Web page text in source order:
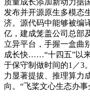
质量成长添加新动力据
发布并开源原生多模态
济。源代码中能够被编
亿，建成笼盖公司总部
立异平台，手握一盒曲
成长快……“十四五”以
于保守制做时间的1／3
力显著提拔、推理算力
向。“飞桨文心生态办